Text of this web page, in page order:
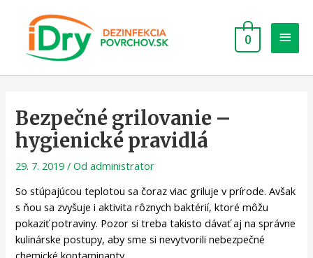
0
Bezpečné grilovanie –
hygienické pravidlá
29. 7. 2019/ Od administrator
So stúpajúcou teplotou sa čoraz viac griluje v prírode. Avšak
s ňou sa zvyšuje i aktivita rôznych baktérií, ktoré môžu
pokaziť potraviny. Pozor si treba takisto dávať aj na správne
kulinárske postupy, aby sme si nevytvorili nebezpečné